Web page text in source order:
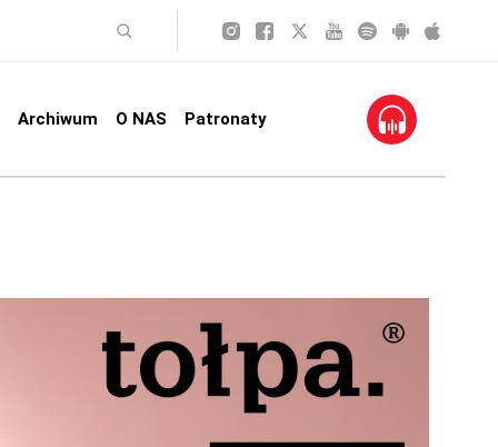
Archiwum O NAS Patronaty